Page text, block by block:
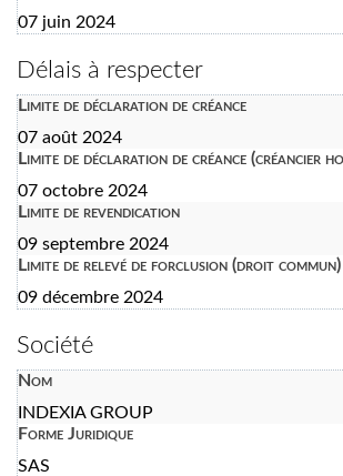
07 juin 2024
Délais à respecter
Limite de déclaration de créance
07 août 2024
Limite de déclaration de créance (créancier
07 octobre 2024
Limite de revendication
09 septembre 2024
Limite de relevé de forclusion (droit commun)
09 décembre 2024
Société
Nom
INDEXIA GROUP
Forme Juridique
SAS